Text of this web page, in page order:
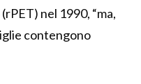
nel 1990, “ma,
contengono